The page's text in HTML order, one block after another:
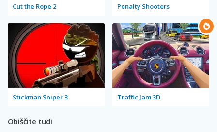
Cut the Rope 2 Penalty Shooters
Stickman Sniper 3 Traffic Jam 3D
Obiščite tudi